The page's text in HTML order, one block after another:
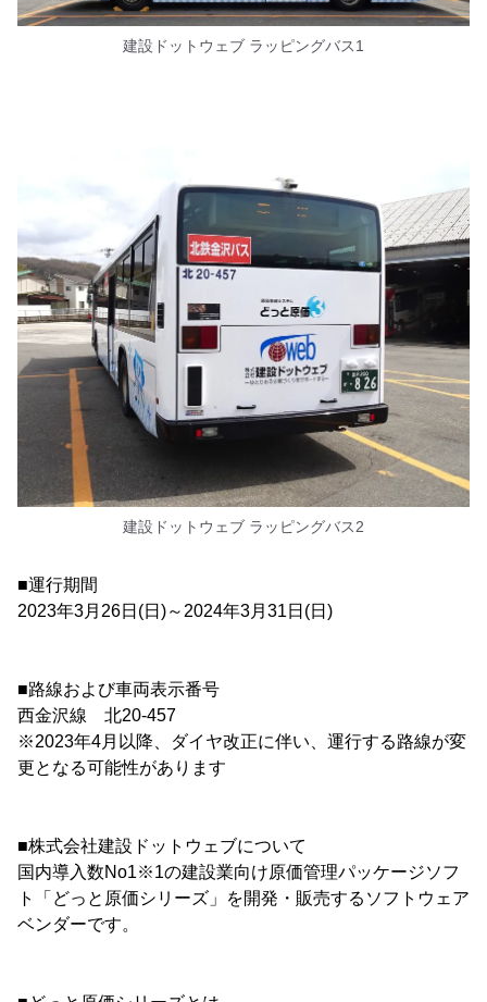
建設ドットウェブ ラッピングバス1
建設ドットウェブ ラッピングバス2
■運行期間
2023年3月26日(日)～2024年3月31日(日)
■路線および車両表示番号
西金沢線 北20-457
※2023年4月以降、ダイヤ改正に伴い、運行する路線が変
更となる可能性があります
■株式会社建設ドットウェブについて
国内導入数No1※1の建設業向け原価管理パッケージソフ
ト「どっと原価シリーズ」を開発・販売するソフトウェア
ベンダーです。